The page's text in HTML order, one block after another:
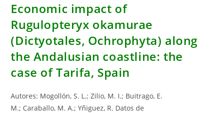
Unión
Europea
Y
España
-
Developing
Circular
Economy
The
European
And
Spain
Economic impact of
Rugulopteryx okamurae
(Dictyotales, Ochrophyta) along
the Andalusian coastline: the
case of Tarifa, Spain
Autores: Mogollón, S. L.; Zilio, M. I.; Buitrago, E.
M.; Caraballo, M. A.; Yñiguez, R. Datos de